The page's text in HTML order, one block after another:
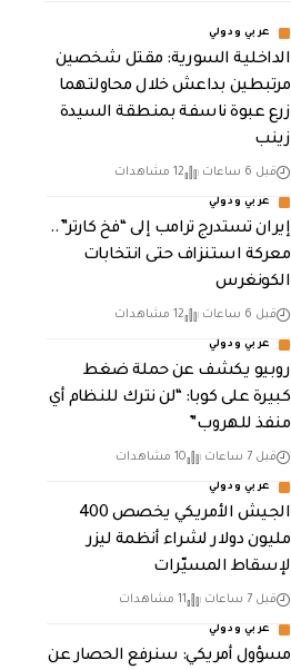
عربي ودولي
الداخلية السورية: مقتل شخصين
مرتبطين بداعش خلال محاولتهما
زرع عبوة ناسفة بمنطقة السيدة
زينب
قبل 6 ساعات 12 مشاهدات
عربي ودولي
إيران تستدرج ترامب إلى “فخ كارتر”..
معركة استنزاف حتى انتخابات
الكونغرس
قبل 6 ساعات 12 مشاهدات
عربي ودولي
روبيو يكشف عن حملة ضغط
كبيرة على كوبا: “لن نترك للنظام أي
منفذ للهروب”
قبل 7 ساعات 10 مشاهدات
عربي ودولي
الجيش الأمريكي يخصص 400
مليون دولار لشراء أنظمة ليزر
لإسقاط المسيّرات
قبل 7 ساعات 11 مشاهدات
عربي ودولي
مسؤول أمريكي: سنرفع الحصار عن